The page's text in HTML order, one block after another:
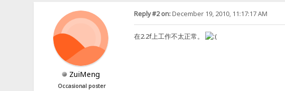
ZuiMeng
Occasional poster
Reply #2 on:December 19, 2010, 11:17:17 AM
在2.2f上工作不太正常。